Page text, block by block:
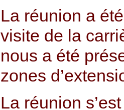
La réunion a
visite de la
nous a été
zones
La réunion